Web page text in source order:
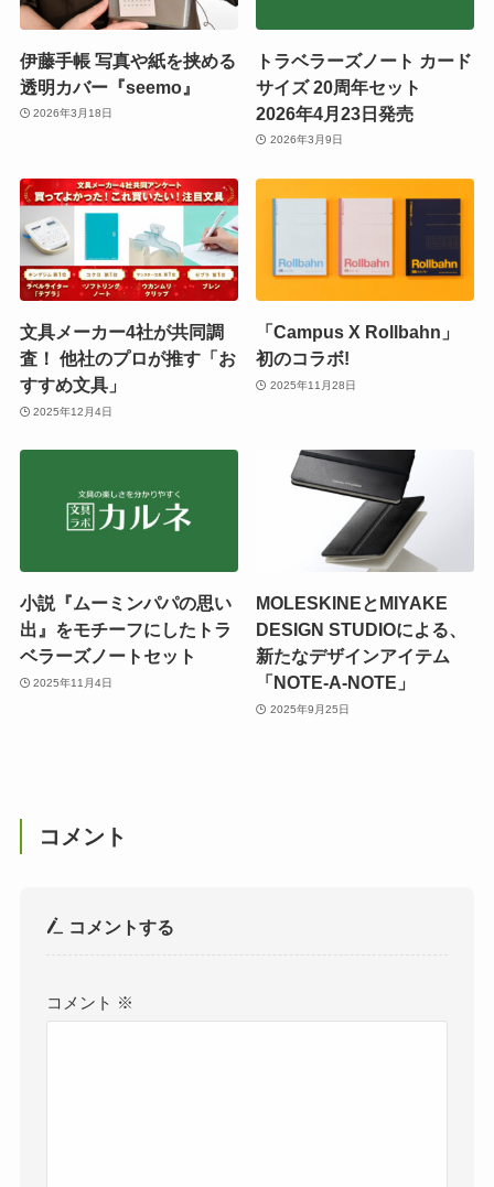
伊藤手帳 写真や紙を挟める
透明カバー『seemo』
2026年3月18日
トラベラーズノート カード
サイズ 20周年セット
2026年4月23日発売
2026年3月9日
文具メーカー4社が共同調
査！ 他社のプロが推す「お
すすめ文具」
2025年12月4日
「Campus X Rollbahn」
初のコラボ!
2025年11月28日
小説『ムーミンパパの思い
出』をモチーフにしたトラ
ベラーズノートセット
2025年11月4日
MOLESKINEとMIYAKE
DESIGN STUDIOによる、
新たなデザインアイテム
「NOTE-A-NOTE」
2025年9月25日
コメント
コメントする
コメント ※